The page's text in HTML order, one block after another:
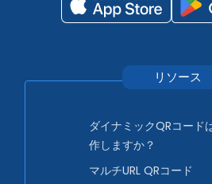
リソース
ダイナミックQRコード
作しますか？
マルチURL QRコード